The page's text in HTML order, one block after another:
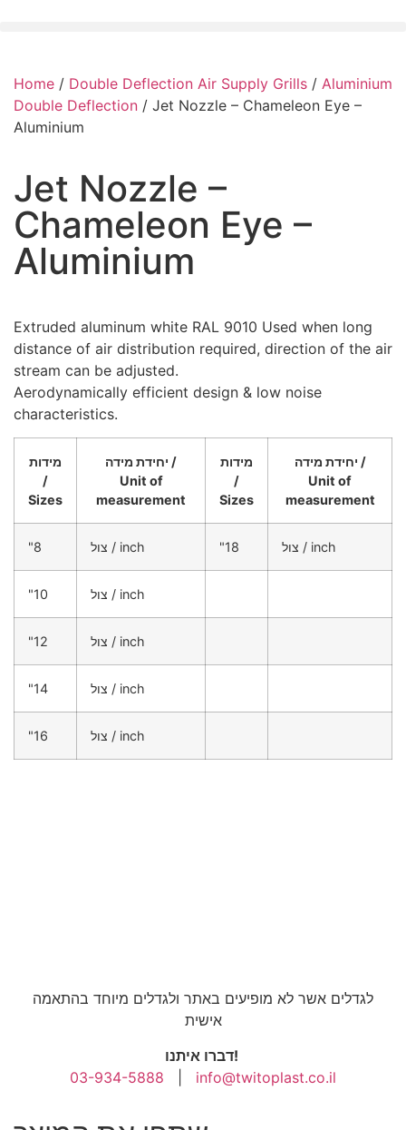
Home / Double Deflection Air Supply Grills / Aluminium
Double Deflection / Jet Nozzle – Chameleon Eye –
Aluminium
Jet Nozzle –
Chameleon Eye –
Aluminium
Extruded aluminum white RAL 9010 Used when long
distance of air distribution required, direction of the air
stream can be adjusted.
Aerodynamically efficient design & low noise
characteristics.
מידות
/
Sizes
יחידת מידה /
Unit of
measurement
מידות
/
Sizes
יחידת מידה /
Unit of
measurement
"8 צול / inch "18 צול / inch
"10 צול / inch
"12 צול / inch
"14 צול / inch
"16 צול / inch
לגדלים אשר לא מופיעים באתר ולגדלים מיוחד בהתאמה
אישית
דברו איתנו!
03-934-5888
info@twitoplast.co.il